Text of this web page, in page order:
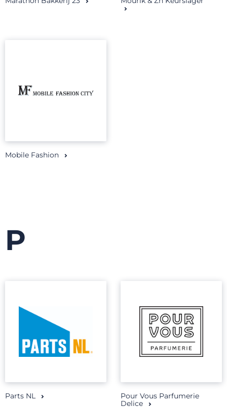
Mobile Fashion
P
Parts NL
Pour Vous Parfumerie
Delice